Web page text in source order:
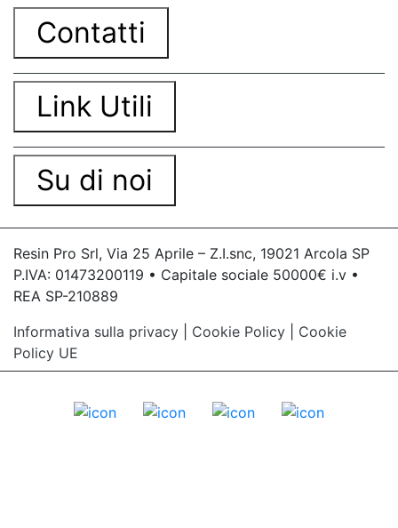
Contatti
Link Utili
Su di noi
Resin Pro Srl, Via 25 Aprile – Z.I.snc, 19021 Arcola SP
P.IVA: 01473200119 • Capitale sociale 50000€ i.v •
REA SP-210889
Informativa sulla privacy
Cookie Policy
Cookie
Policy UE